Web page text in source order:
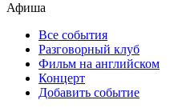
Афиша
Все события
Разговорный клуб
Фильм на английском
Концерт
Добавить событие